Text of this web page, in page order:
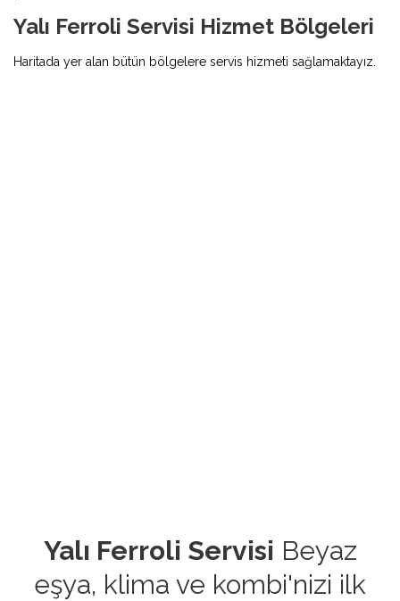
Yalı Ferroli Servisi Hizmet Bölgeleri
Haritada yer alan bütün bölgelere servis hizmeti sağlamaktayız.
Yalı Ferroli Servisi Beyaz
eşya, klima ve kombi'nizi ilk